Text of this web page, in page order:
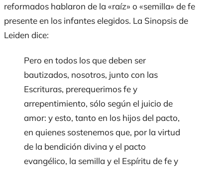
reformados hablaron de la «raíz» o «semilla» de fe
presente en los infantes elegidos. La Sinopsis de
Leiden dice:
Pero en todos los que deben ser
bautizados, nosotros, junto con las
Escrituras, prerequerimos fe y
arrepentimiento, sólo según el juicio de
amor: y esto, tanto en los hijos del pacto,
en quienes sostenemos que, por la virtud
de la bendición divina y el pacto
evangélico, la semilla y el Espíritu de fe y